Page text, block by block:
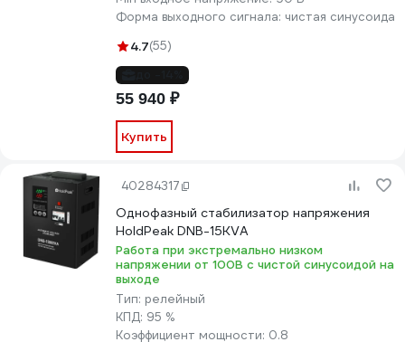
Форма выходного сигнала: чистая синусоида
4.7(55)
55 940 ₽
Купить
40284317
Однофазный стабилизатор напряжения
HoldPeak DNB-15KVA
Работа при экстремально низком
напряжении от 100В с чистой синусоидой на
выходе
Тип: релейный
КПД: 95 %
Коэффициент мощности: 0.8